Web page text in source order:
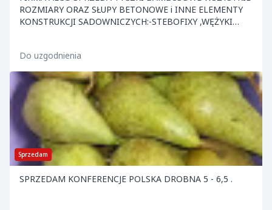
ROZMIARY ORAZ SŁUPY BETONOWE i INNE ELEMENTY
KONSTRUKCJI SADOWNICZYCH:-STEBOFIXY ,WĘŻYKI
Do uzgodnienia
Sprzedam
SPRZEDAM KONFERENCJE POLSKA DROBNA 5 - 6,5 .